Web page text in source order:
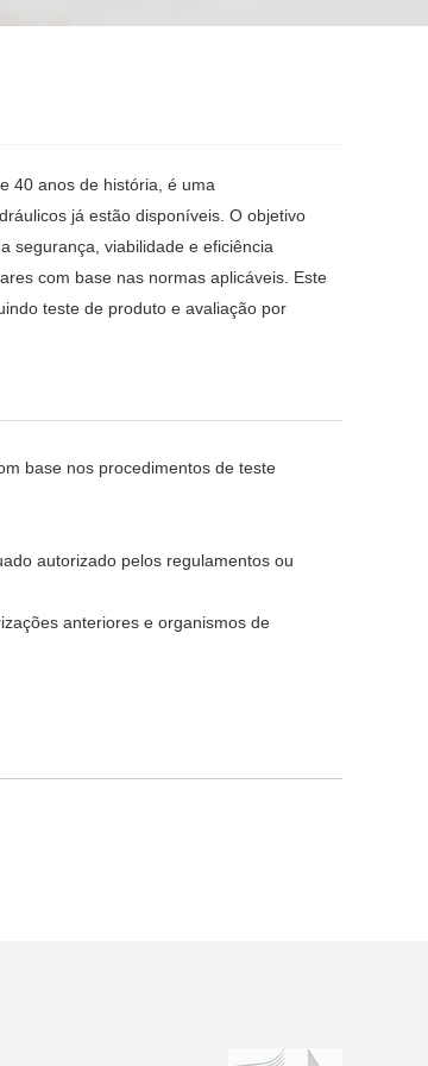
40 anos de história, é uma
já estão disponíveis. O objetivo
segurança, viabilidade e eficiência
com base nas normas aplicáveis. Este
teste de produto e avaliação por
base nos procedimentos de teste
autorizado pelos regulamentos ou
anteriores e organismos de